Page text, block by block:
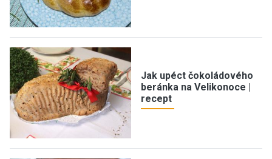
Jak upéct čokoládového
beránka na Velikonoce |
recept